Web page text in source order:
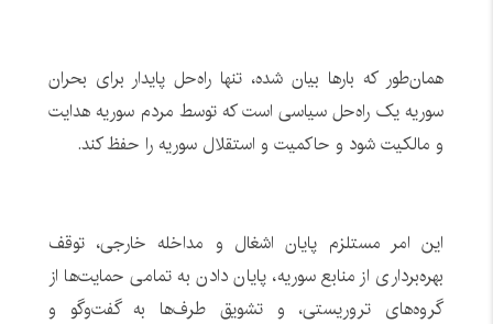
همان‌طور که بارها بیان شده، تنها راه‌حل پایدار برای بحران
سوریه یک راه‌حل سیاسی است که توسط مردم سوریه هدایت
و مالکیت شود و حاکمیت و استقلال سوریه را حفظ کند.
این امر مستلزم پایان اشغال و مداخله خارجی، توقف
بهره‌برداری از منابع سوریه، پایان دادن به تمامی حمایت‌ها از
گروه‌های تروریستی، و تشویق طرف‌ها به گفت‌وگو و